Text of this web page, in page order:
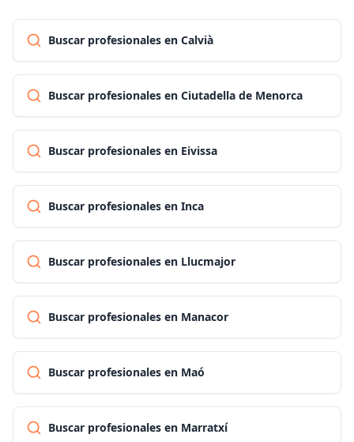
Buscar profesionales en Calvià
Buscar profesionales en Ciutadella de Menorca
Buscar profesionales en Eivissa
Buscar profesionales en Inca
Buscar profesionales en Llucmajor
Buscar profesionales en Manacor
Buscar profesionales en Maó
Buscar profesionales en Marratxí